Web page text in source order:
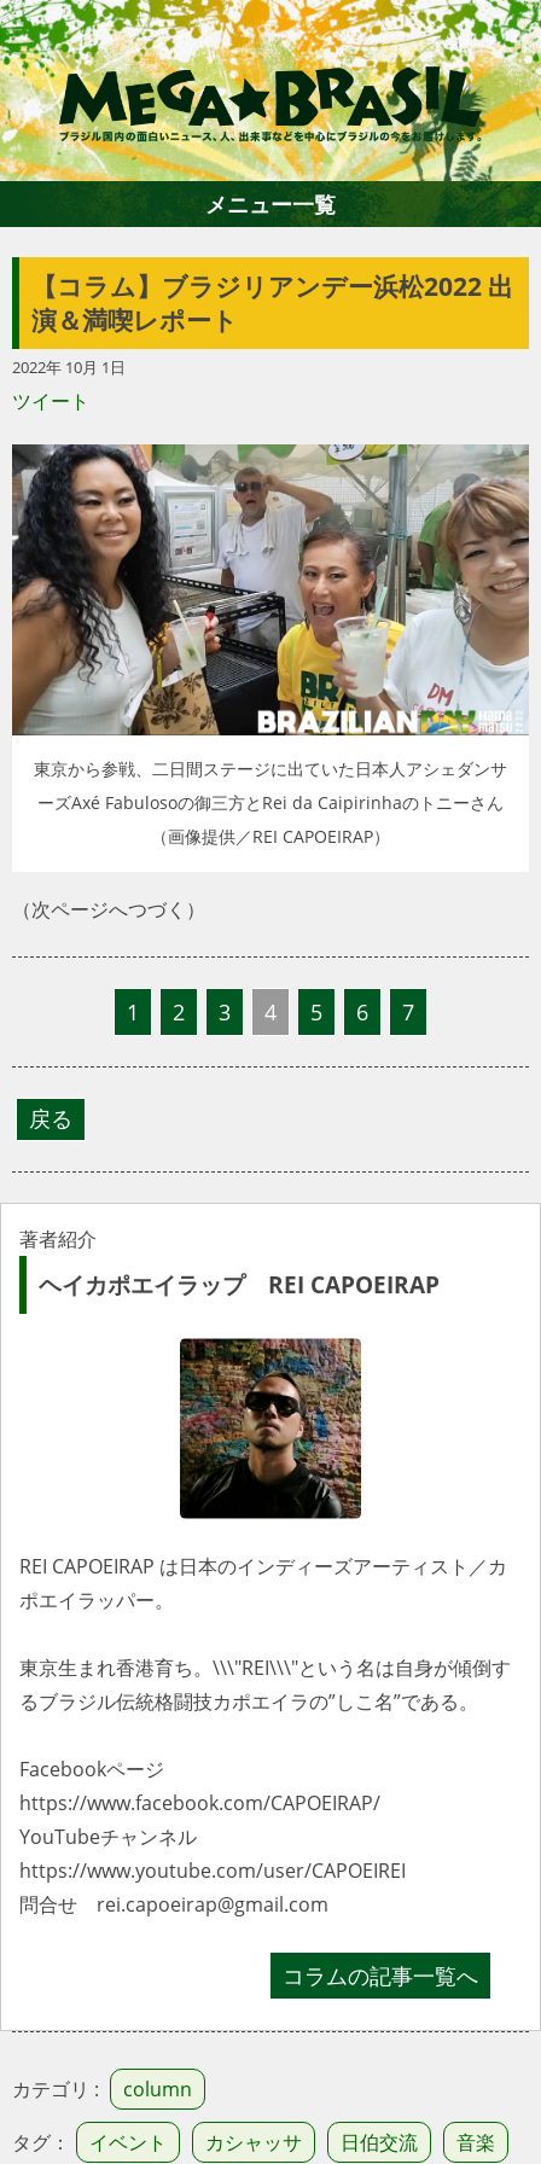
エンターテイメント
グルメ
トラベル
サッカー
PEOPLE
ビジネス
コラム
メニュー一覧
【コラム】ブラジリアンデー浜松2022 出
演＆満喫レポート
2022年 10月 1日
ツイート
東京から参戦、二日間ステージに出ていた日本人アシェダンサ
ーズAxé Fabulosoの御三方とRei da Caipirinhaのトニーさん
（画像提供／REI CAPOEIRAP）
（次ページへつづく）
1 2 3 4 5 6 7
著者紹介
ヘイカポエイラップ REI CAPOEIRAP
REI CAPOEIRAP は日本のインディーズアーティスト／カ
ポエイラッパー。
東京生まれ香港育ち。\\\"REI\\\"という名は自身が傾倒す
るブラジル伝統格闘技カポエイラの”しこ名”である。
Facebookページ
https://www.facebook.com/CAPOEIRAP/
YouTubeチャンネル
https://www.youtube.com/user/CAPOEIREI​​
問合せ rei.capoeirap@gmail.com
コラムの記事一覧へ
カテゴリ :
column
タグ：
イベント カシャッサ 日伯交流 音楽